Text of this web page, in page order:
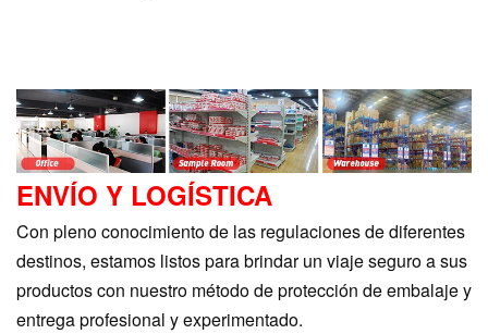
ENVÍO Y LOGÍSTICA
Con pleno conocimiento de las regulaciones de diferentes
destinos, estamos listos para brindar un viaje seguro a sus
productos con nuestro método de protección de embalaje y
entrega profesional y experimentado.